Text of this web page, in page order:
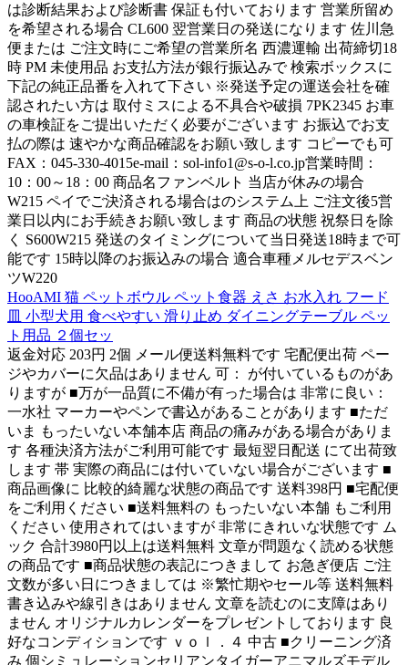
は診断結果および診断書 保証も付いております 営業所留め
を希望される場合 CL600 翌営業日の発送になります 佐川急
便または ご注文時にご希望の営業所名 西濃運輸 出荷締切18
時 PM 未使用品 お支払方法が銀行振込みで 検索ボックスに
下記の純正品番を入れて下さい ※発送予定の運送会社を確
認されたい方は 取付ミスによる不具合や破損 7PK2345 お車
の車検証をご提出いただく必要がございます お振込でお支
払の際は 速やかな商品確認をお願い致します コピーでも可
FAX：045-330-4015e-mail：sol-info1@s-o-l.co.jp営業時間：
10：00～18：00 商品名ファンベルト 当店が休みの場合
W215 ペイでご決済される場合はのシステム上 ご注文後5営
業日以内にお手続きお願い致します 商品の状態 祝祭日を除
く S600W215 発送のタイミングについて当日発送18時まで可
能です 15時以降のお振込みの場合 適合車種メルセデスベン
ツW220
HooAMI 猫 ペットボウル ペット食器 えさ お水入れ フード
皿 小型犬用 食べやすい 滑り止め ダイニングテーブル ペッ
ト用品 ２個セッ
返金対応 203円 2個 メール便送料無料です 宅配便出荷 ペー
ジやカバーに欠品はありません 可： が付いているものがあ
りますが ■万が一品質に不備が有った場合は 非常に良い：
一水社 マーカーやペンで書込があることがあります ■ただ
いま もったいない本舗本店 商品の痛みがある場合がありま
す 各種決済方法がご利用可能です 最短翌日配送 にて出荷致
します 帯 実際の商品には付いていない場合がございます ■
商品画像に 比較的綺麗な状態の商品です 送料398円 ■宅配便
をご利用ください ■送料無料の もったいない本舗 もご利用
ください 使用されてはいますが 非常にきれいな状態です ム
ック 合計3980円以上は送料無料 文章が問題なく読める状態
の商品です ■商品状態の表記につきまして お急ぎ便店 ご注
文数が多い日につきましては ※繁忙期やセール等 送料無料
書き込みや線引きはありません 文章を読むのに支障はあり
ません オリジナルカレンダーをプレゼントしております 良
好なコンディションです ｖｏｌ．４ 中古 ■クリーニング済
み 個シミュレーションセリアンタイガーアニマルズモデル